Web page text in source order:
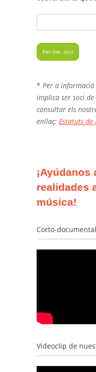
* Per a
implica ser soci
consultar els
enllaç: Estatuts de
¡Ayúdanos
realidades
música!
Corto-
Videoclip de